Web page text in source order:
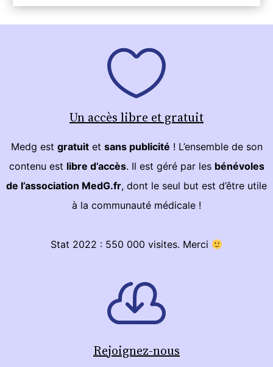
Un accès libre et gratuit
Medg est gratuitet sans publicité ! L’ensemble de son
contenu est libre d’accès. Il est géré par les bénévoles
de l’association MedG.fr, dont le seul but est d’être utile
à la communauté médicale !
Stat 2022 : 550 000 visites. Merci
Rejoignez-nous